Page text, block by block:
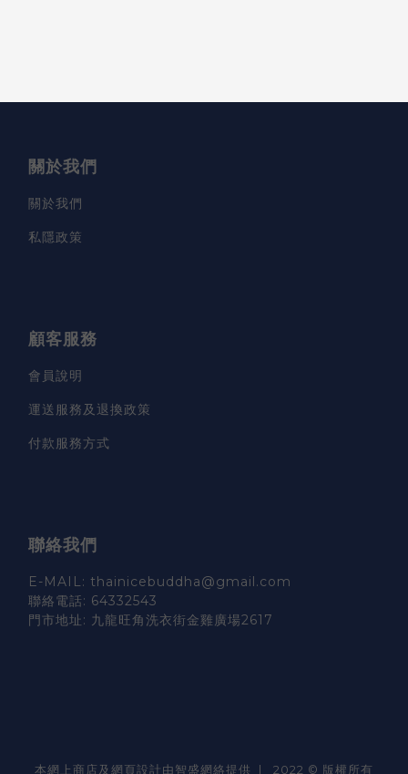
關於我們
關於我們
私隱政策
顧客服務
會員說明
運送服務及退換政策
付款服務方式
聯絡我們
E-MAIL: thainicebuddha@gmail.com
聯絡電話: 64332543
門市地址: 九龍旺角洗衣街金雞廣場2617
本網上商店及網頁設計由智盛網絡提供 | 2022 © 版權所有